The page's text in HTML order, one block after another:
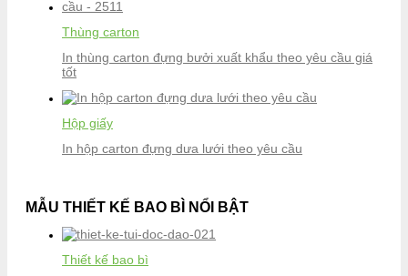
Thùng carton
In thùng carton đựng bưởi xuất khẩu theo yêu cầu giá
tốt
Hộp giấy
In hộp carton đựng dưa lưới theo yêu cầu
MẪU THIẾT KẾ BAO BÌ NỔI BẬT
Thiết kế bao bì